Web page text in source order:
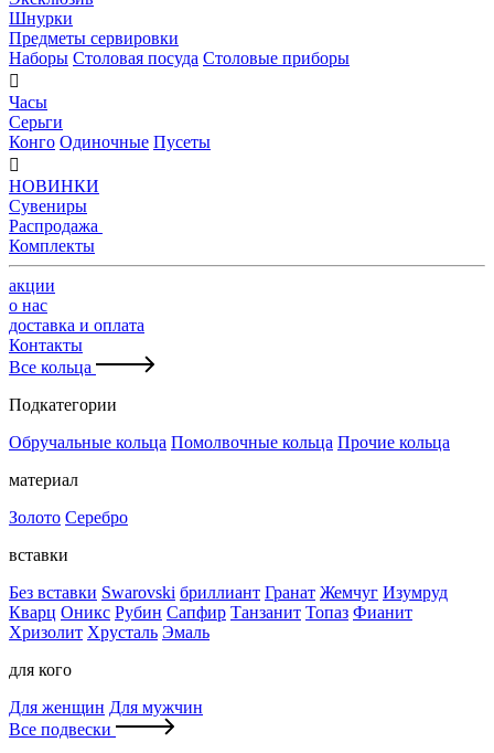
Шнурки
Предметы сервировки
Наборы Столовая посуда Столовые приборы

Часы
Серьги
Конго Одиночные Пусеты

НОВИНКИ
Сувениры
Распродажа
Комплекты
акции
о нас
доставка и оплата
Контакты
Все кольца
Подкатегории
Обручальные кольца Помолвочные кольца Прочие кольца
материал
Золото Серебро
вставки
Без вставки Swarovski бриллиант Гранат Жемчуг Изумруд
Кварц Оникс Рубин Сапфир Танзанит Топаз Фианит
Хризолит Хрусталь Эмаль
для кого
Для женщин Для мужчин
Все подвески